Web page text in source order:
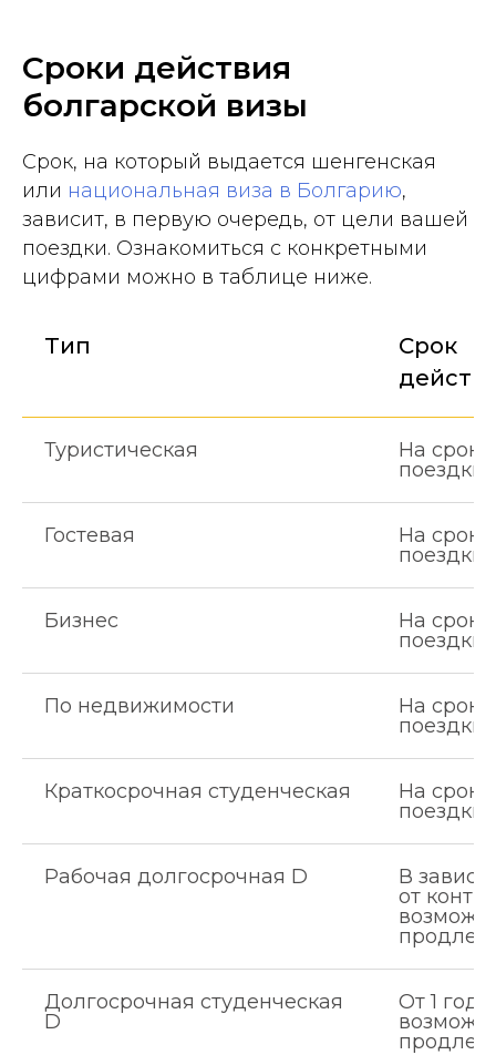
Сроки действия
болгарской визы
Срок, на который выдается шенгенская
или национальная виза в Болгарию,
зависит, в первую очередь, от цели вашей
поездки. Ознакомиться с конкретными
цифрами можно в таблице ниже.
Тип
Срок
Туристическая
На сроки
поездки
Гостевая
На сроки
поездки
Бизнес
На сроки
поездки
По недвижимости
На сроки
поездки
Краткосрочная студенческая
На сроки
поездки
Рабочая долгосрочная D
В
от
Долгосрочная студенческая
D
От 1 года